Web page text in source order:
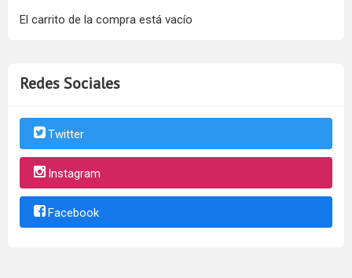
El carrito de la compra está vacío
Redes Sociales
Twitter
Instagram
Facebook